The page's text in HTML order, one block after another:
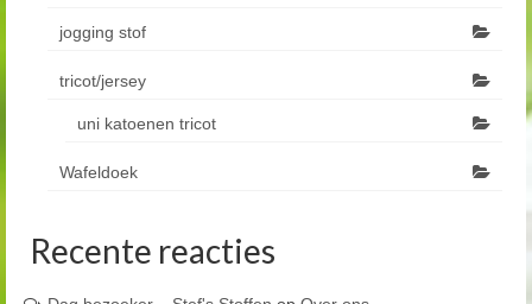
jogging stof
tricot/jersey
uni katoenen tricot
Wafeldoek
Recente reacties